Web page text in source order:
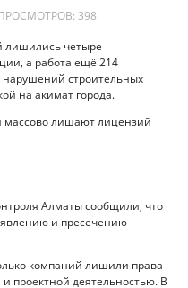
398
лишились четыре
а работа ещё 214
нарушений строительных
на акимат города.
Алматы сообщили, что
и пресечению
компаний лишили права
проектной деятельностью. В